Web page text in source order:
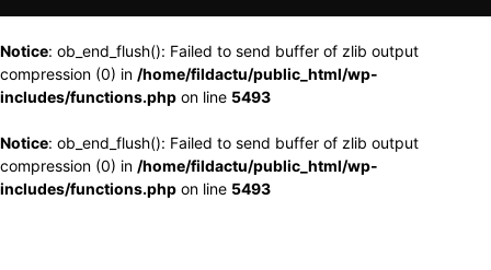
Notice: ob_end_flush(): Failed to send buffer of zlib output
compression (0) in /home/fildactu/public_html/wp-
includes/functions.php on line 5493
Notice: ob_end_flush(): Failed to send buffer of zlib output
compression (0) in /home/fildactu/public_html/wp-
includes/functions.php on line 5493